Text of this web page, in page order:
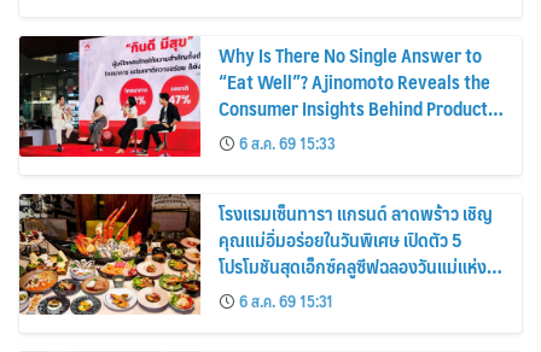
Why Is There No Single Answer to
“Eat Well”? Ajinomoto Reveals the
Consumer Insights Behind Product
Innovation for Every Lifestyle
6 ส.ค. 69 15:33
โรงแรมเซ็นทารา แกรนด์ ลาดพร้าว เชิญ
คุณแม่อิ่มอร่อยในวันพิเศษ เปิดตัว 5
โปรโมชันสุดเอ็กซ์คลูซีฟฉลองวันแม่แห่ง
ชาติ6 ส.ค. 69 15:31